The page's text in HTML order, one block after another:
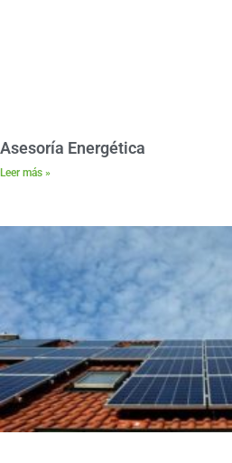
Asesoría Energética
Leer más »